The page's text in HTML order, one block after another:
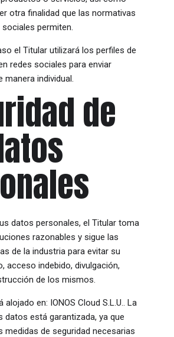
otra finalidad que las normativas
permiten.
el Titular utilizará los perfiles de
redes sociales para enviar
manera individual.
de
datos personales, el Titular toma
razonables y sigue las
de la industria para evitar su
acceso indebido, divulgación,
de los mismos.
alojado en: IONOS Cloud S.L.U.. La
datos está garantizada, ya que
medidas de seguridad necesarias